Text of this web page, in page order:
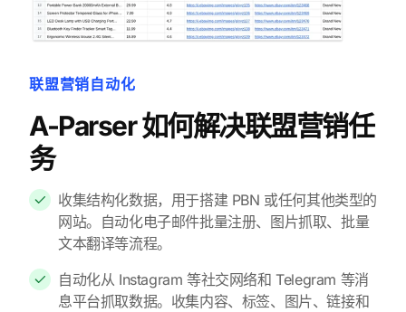
联盟营销自动化
A-Parser 如何解决联盟营销任
务
收集结构化数据，用于搭建 PBN 或任何其他类型的
网站。自动化电子邮件批量注册、图片抓取、批量
文本翻译等流程。
自动化从 Instagram 等社交网络和 Telegram 等消
息平台抓取数据。收集内容、标签、图片、链接和